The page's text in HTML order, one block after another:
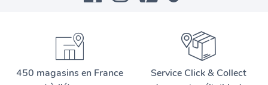
450 magasins en France
Service Click & Collect